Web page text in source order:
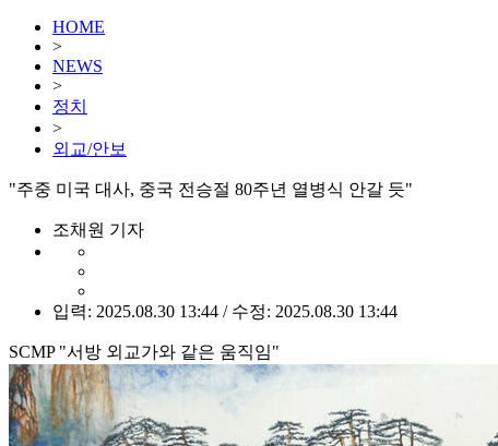
HOME
>
NEWS
>
정치
>
외교/안보
"주중 미국 대사, 중국 전승절 80주년 열병식 안갈 듯"
조채원 기자
입력: 2025.08.30 13:44 / 수정: 2025.08.30 13:44
SCMP "서방 외교가와 같은 움직임"